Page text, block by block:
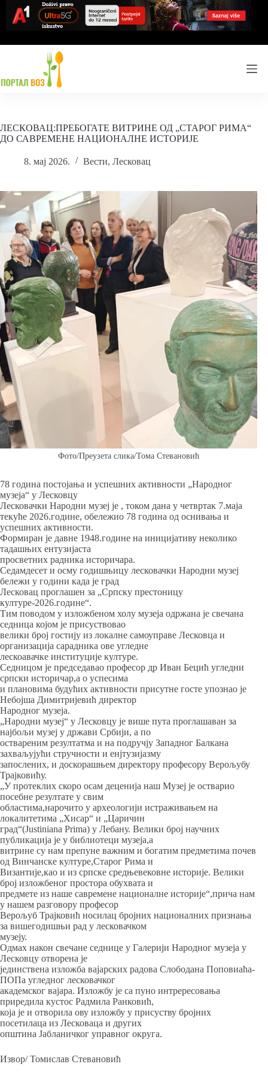
content
ЛЕСКОВАЦ:ПРЕБОГАТЕ ВИТРИНЕ ОД „СТАРОГ РИМА“
ДО САВРЕМЕНЕ НАЦИОНАЛНЕ ИСТОРИЈЕ
8. мај 2026. Вести, Лесковац
Фото/Преузета слика/Тома Стевановић
78 година постојања и успешних активности „Народног
музеја“ у Лесковцу
Лесковачки Народни музеј је , током дана у четвртак 7.маја
текуће 2026.године, обележио 78 година од оснивања и
успешних активности.
Формиран је давне 1948.године на иницијативу неколико
тадашњих ентузијаста
просветних радника историчара.
Седамдесет и осму годишњицу лесковачки Народни музеј
бележи у години када је град
Лесковац проглашен за „Српску престоницу
културе-2026.године“.
Тим поводом у изложбеном холу музеја одржана је свечана
седница којом је присуствовао
велики број гостију из локалне самоуправе Лесковца и
организација сарадника ове угледне
лескоавачке институције културе.
Седницом је председавао професор др Иван Бецић угледни
српски историчар,а о успесима
и плановима будућих активности присутне госте упознао је
Небојша Димитријевић директор
Народног музеја.
„Народни музеј“ у Лесковцу је више пута проглашаван за
најбољи музеј у држави Србији, а по
оствареним резултатма и на подручју Западног Балкана
захваљујући стручности и енјтузијазму
запослених, и доскорашњем директору професору Верољубу
Трајковићу.
„У протеклих скоро осам деценија наш Музеј је остварио
посебне резултате у свим
областима,нарочито у археологији истраживањем на
локалитетима „Хисар“ и „Царичин
град“(Justiniana Prima) у Лебану. Велики број научних
публикација је у библиотеци музеја,а
витрине су нам препуне важним и богатим предметима почев
од Винчанске културе,Старог Рима и
Византије,као и из српске средњевековне историје. Велики
број изложбеног простора обухвата и
предмете из наше савремене националне историје“,прича нам
у нашем разговору професор
Верољуб Трајковић носилац бројних националних признања
за вишегодишњи рад у лесковачком
музеју.
Одмах након свечане седнице у Галерији Народног музеја у
Лесковцу отворена је
јединствена изложба вајарских радова Слободана Поповиаћа-
ПОПа угледног лесковачког
академског вајара. Изложбу је са пуно интрересовања
приредила кустос Радмила Ранковић,
која је и отворила ову изложбу у присуству бројних
посетилаца из Лесковаца и других
општина Јабланичког управног округа.
Извор/ Томислав Стевановић